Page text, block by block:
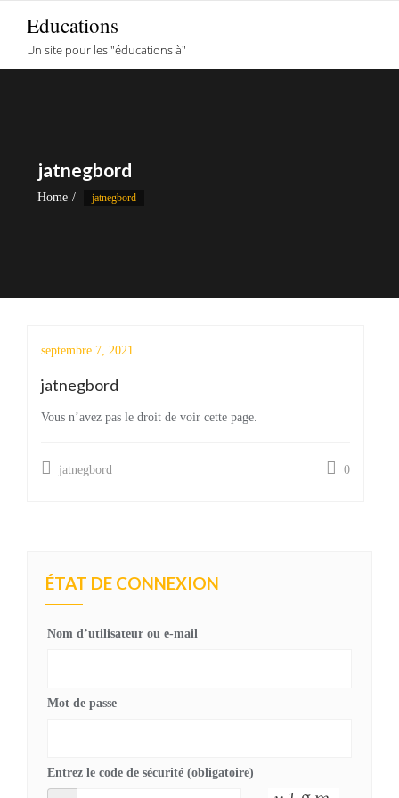
content
Educations
Un site pour les "éducations à"
jatnegbord
Home jatnegbord
septembre 7, 2021
jatnegbord
Vous n’avez pas le droit de voir cette page.
jatnegbord 0
ÉTAT DE CONNEXION
Nom d’utilisateur ou e-mail
Mot de passe
Entrez le code de sécurité (obligatoire)